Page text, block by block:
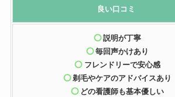
良い口コミ
説明が丁寧
毎回声かけあり
フレンドリーで安心感
剃毛やケアのアドバイスあり
どの看護師も基本優しい